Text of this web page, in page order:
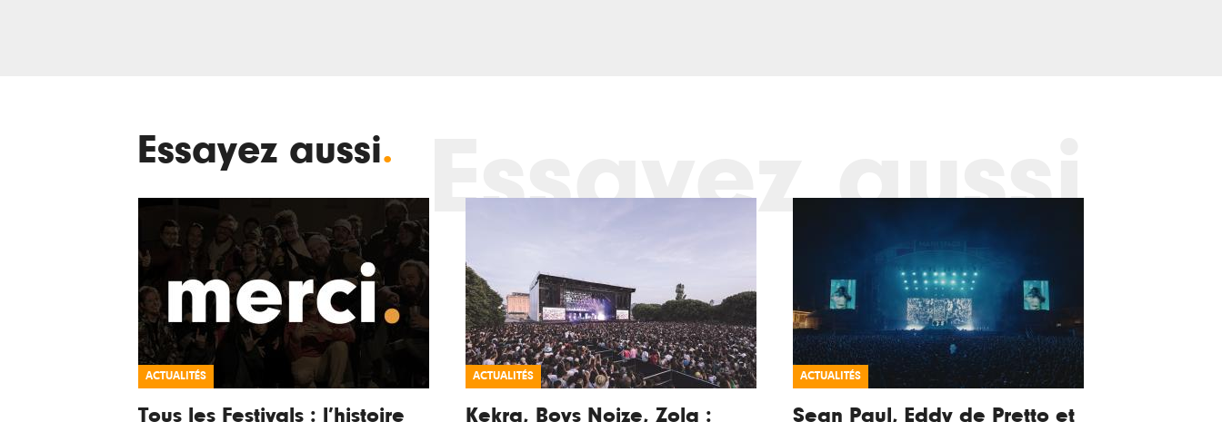
Essayez aussi. Essayez aussi
ACTUALITÉS
Tous les Festivals : l’histoire
ACTUALITÉS
Kekra, Boys Noize, Zola :
ACTUALITÉS
Sean Paul, Eddy de Pretto et